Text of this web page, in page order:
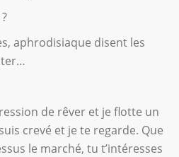
aphrodisiaque disent les
de rêver et je flotte un
crevé et je te regarde. Que
le marché, tu t’intéresses